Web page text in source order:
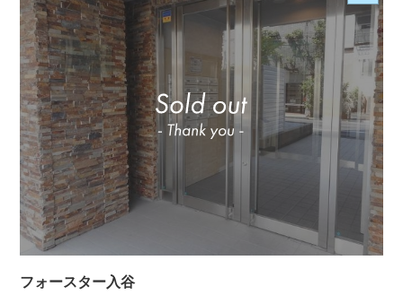
フォースター入谷